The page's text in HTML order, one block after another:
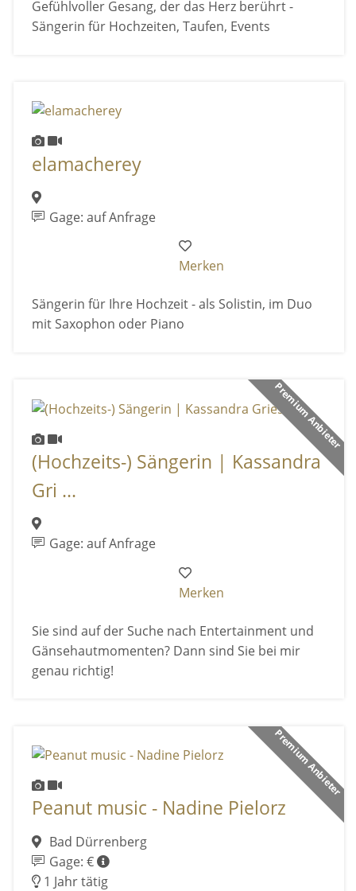
Gefühlvoller Gesang, der das Herz berührt -
Sängerin für Hochzeiten, Taufen, Events
elamacherey
Gage: auf Anfrage
Merken
Sängerin für Ihre Hochzeit - als Solistin, im Duo
mit Saxophon oder Piano
Premium Anbieter
(Hochzeits-) Sängerin | Kassandra
Gri ...
Gage: auf Anfrage
Merken
Sie sind auf der Suche nach Entertainment und
Gänsehautmomenten? Dann sind Sie bei mir
genau richtig!
Premium Anbieter
Peanut music - Nadine Pielorz
Bad Dürrenberg
Gage: €
1 Jahr tätig